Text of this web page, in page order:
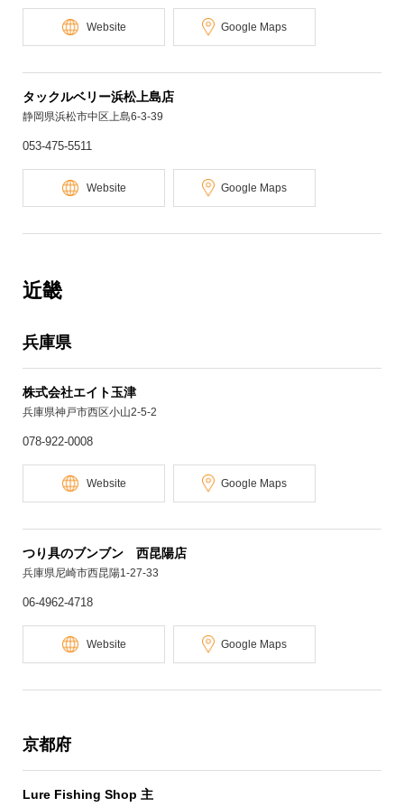
Website Google Maps
タックルベリー浜松上島店
静岡県浜松市中区上島6-3-39
053-475-5511
Website Google Maps
近畿
兵庫県
株式会社エイト玉津
兵庫県神戸市西区小山2-5-2
078-922-0008
Website Google Maps
つり具のブンブン 西昆陽店
兵庫県尼崎市西昆陽1-27-33
06-4962-4718
Website Google Maps
京都府
Lure Fishing Shop 主